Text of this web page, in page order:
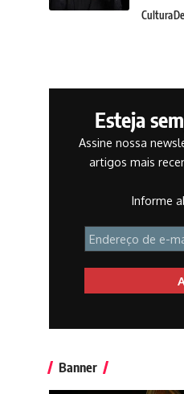
Cultura
Esteja
Assine nossa
artigos mais
Informe
Banner